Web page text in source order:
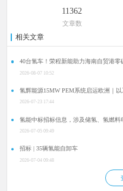
11362
文章数
相关文章
40台氢车！荣程新能助力海南自贸港零
2026-08-07 10:52
氢辉能源15MW PEM系统启运欧洲｜
2026-07-23 17:44
氢能中标招标信息，涉及储氢、氢燃料
2026-07-05 09:49
招标 | 35辆氢能自卸车
2026-07-04 09:48